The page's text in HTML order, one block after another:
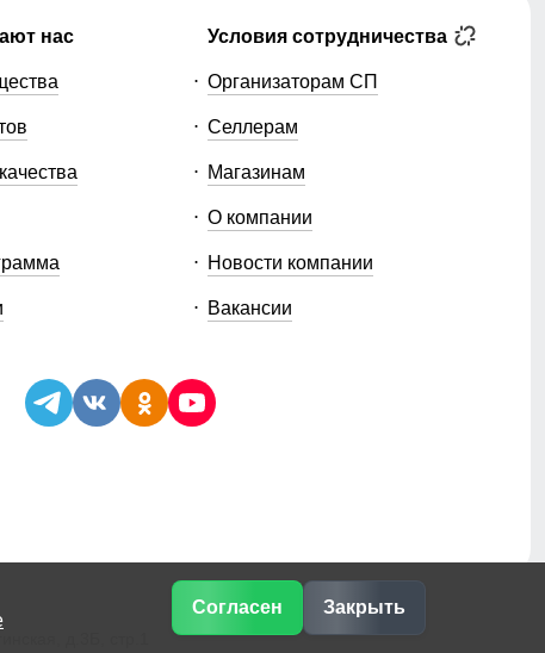
Согласен Закрыть
нас Условия сотрудничества
Организаторам СП
Селлерам
Магазинам
О компании
Новости компании
Вакансии